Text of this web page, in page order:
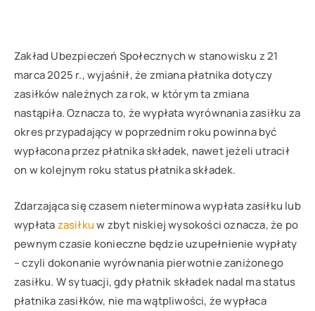
Zakład Ubezpieczeń Społecznych w stanowisku z 21
marca 2025 r., wyjaśnił, że zmiana płatnika dotyczy
zasiłków należnych za rok, w którym ta zmiana
nastąpiła. Oznacza to, że wypłata wyrównania zasiłku za
okres przypadający w poprzednim roku powinna być
wypłacona przez płatnika składek, nawet jeżeli utracił
on w kolejnym roku status płatnika składek.
Zdarzająca się czasem nieterminowa wypłata zasiłku lub
wypłatazasiłkuw zbyt niskiej wysokości oznacza, że po
pewnym czasie konieczne będzie uzupełnienie wypłaty
– czyli dokonanie wyrównania pierwotnie zaniżonego
zasiłku. W sytuacji, gdy płatnik składek nadal ma status
płatnika zasiłków, nie ma wątpliwości, że wypłaca